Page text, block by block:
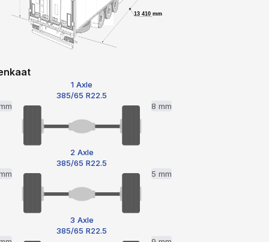
13 410 mm
1 Axle
385/65 R22.5
8 mm
2 Axle
385/65 R22.5
5 mm
3 Axle
385/65 R22.5